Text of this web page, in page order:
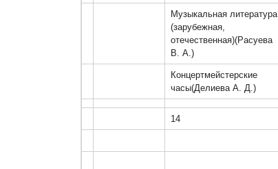
Музыкальная литература
(зарубежная,
отечественная)(Расуева
В. А.)
Концертмейстерские
часы(Делиева А. Д.)
14